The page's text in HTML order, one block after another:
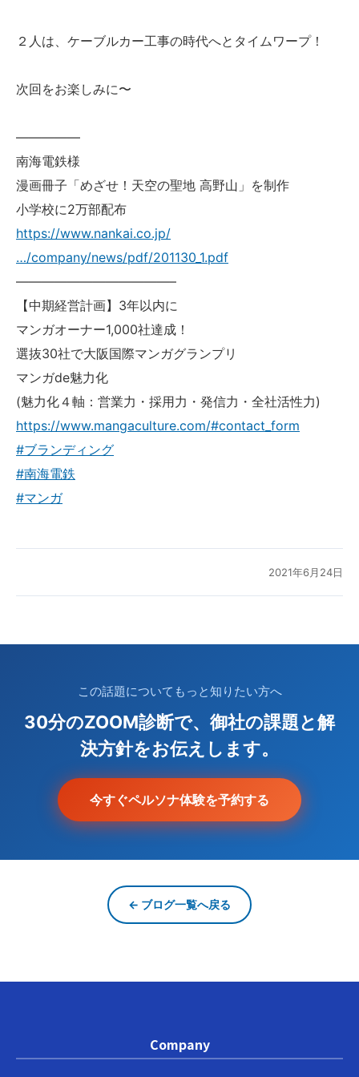
２人は、ケーブルカー工事の時代へとタイムワープ！
次回をお楽しみに〜
—————
南海電鉄様
漫画冊子「めざせ！天空の聖地 高野山」を制作
小学校に2万部配布
https://www.nankai.co.jp/
…/company/news/pdf/201130_1.pdf
————————————–
【中期経営計画】3年以内に
マンガオーナー1,000社達成！
選抜30社で大阪国際マンガグランプリ
マンガde魅力化
(魅力化４軸：営業力・採用力・発信力・全社活性力)
https://www.mangaculture.com/#contact_form
#ブランディング
#南海電鉄
#マンガ
2021年6月24日
この話題についてもっと知りたい方へ
30分のZOOM診断で、御社の課題と解
決方針をお伝えします。
今すぐペルソナ体験を予約する
← ブログ一覧へ戻る
Company